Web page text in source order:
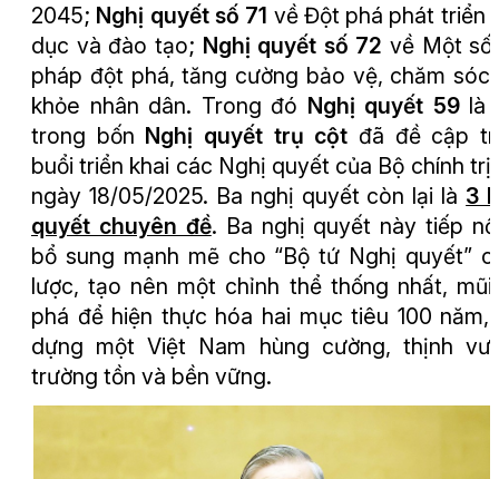
2045; Nghị quyết số 71 về Đột phá phát triển
dục và đào tạo; Nghị quyết số 72 về Một số
pháp đột phá, tăng cường bảo vệ, chăm sóc
khỏe nhân dân. Trong đó Nghị quyết 59là
trong bốn Nghị quyết trụ cột đã đề cập
buổi triển khai các Nghị quyết của Bộ chính trị
ngày 18/05/2025. Ba nghị quyết còn lại là 3
quyết chuyên đề. Ba nghị quyết này tiếp
bổ sung mạnh mẽ cho “Bộ tứ Nghị quyết”
lược, tạo nên một chỉnh thể thống nhất,
phá để hiện thực hóa hai mục tiêu 100 năm,
dựng một Việt Nam hùng cường, thịnh
trường tồn và bền vững.